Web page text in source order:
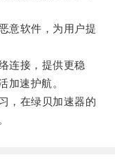
软件，为用户提
接，提供更稳
加速护航。
在绿贝加速器的